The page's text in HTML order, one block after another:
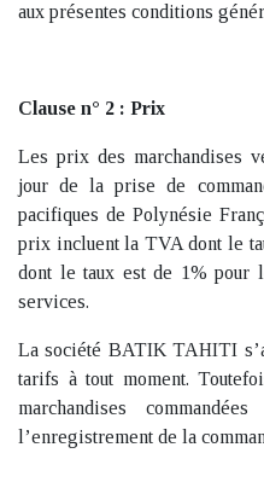
aux présentes conditions
Clause n° 2 : Prix
Les prix des marchandises
jour de la prise de
pacifiques de Polynésie
prix incluent la TVA dont le
dont le taux est de 1% pour
services.
La société BATIK TAHITI
tarifs à tout moment.
marchandises
l’enregistrement de la